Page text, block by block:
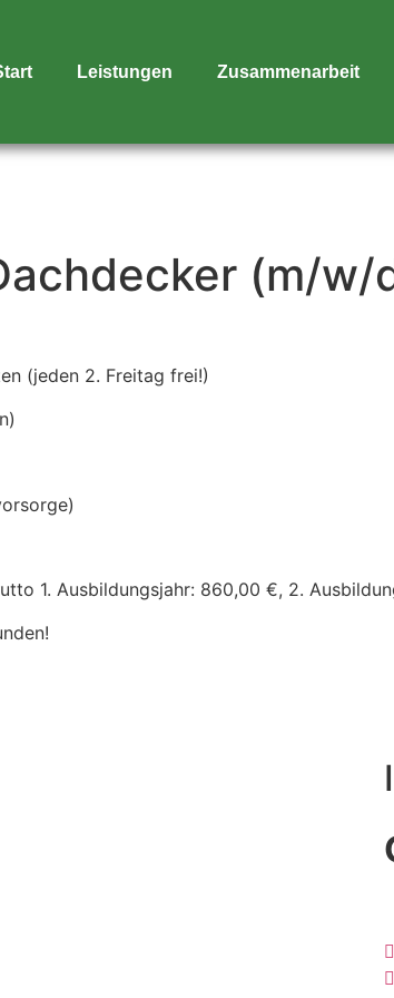
Leistungen Zusammenarbeit
(m/w/
(jeden 2. Freitag frei!)
1. Ausbildungsjahr: 860,00 €, 2.